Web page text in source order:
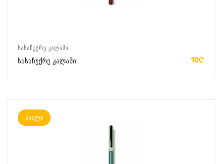
ᲡᲐᲡᲐᲩᲣᲥᲠᲔ ᲙᲐᲚᲐᲛᲘ
სასაჩუქრე კალამი 10₾
ახალი